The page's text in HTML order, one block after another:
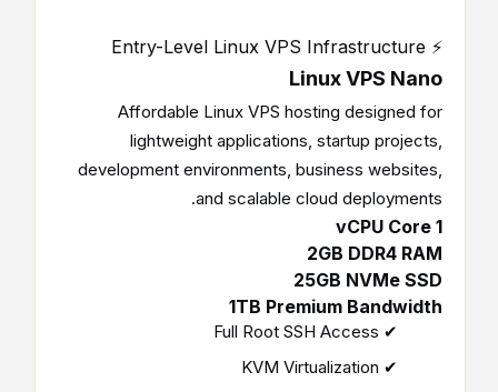
⚡ Entry-Level Linux VPS Infrastructure
Linux VPS Nano
Affordable Linux VPS hosting designed for
lightweight applications, startup projects,
development environments, business websites,
and scalable cloud deployments.
1 vCPU Core
2GB DDR4 RAM
25GB NVMe SSD
1TB Premium Bandwidth
✔ Full Root SSH Access
✔ KVM Virtualization